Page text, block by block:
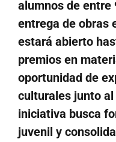
alumnos de entre
entrega de obras
estará abierto
premios en
oportunidad de
culturales junto
iniciativa busca
juvenil y